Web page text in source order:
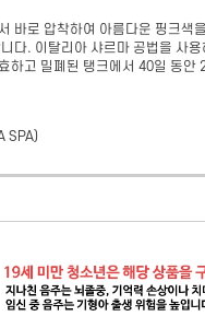
바로 압착하여 아름다운 핑크색
다. 이탈리아 샤르마 공법을 사
하고 밀폐된 탱크에서 40일 동안
SPA)